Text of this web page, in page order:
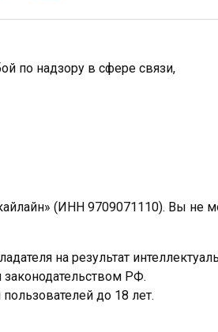
по надзору в сфере связи,
(ИНН 9709071110). Вы не
на результат
РФ.
до 18 лет.